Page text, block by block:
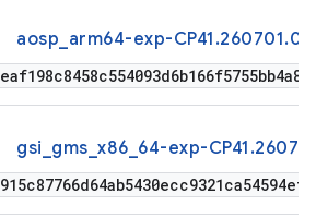
aosp_arm64-exp-
gsi_gms_x86_64-exp-